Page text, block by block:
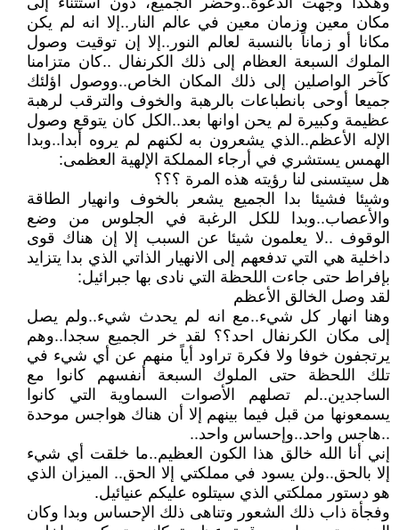
مكان معين وزمان معين في عالم النار..إلا انه لم يكن
مكانا أو زماناً بالنسبة لعالم النور..إلا إن توقيت وصول
الملوك السبعة العظام إلى ذلك الكرنفال ..كان متزامنا
كآخر الواصلين إلى ذلك المكان الخاص..ووصول اؤلئك
جميعا أوحى بانطباعات بالرهبة والخوف والترقب لرهبة
عظيمة وكبيرة لم يحن اوانها بعد..الكل كان يتوقع وصول
الإله الأعظم..الذي يشعرون به لكنهم لم يروه أبدا..وبدا
الهمس يستشري في أرجاء المملكة الإلهية العظمى:
هل سيتسنى لنا رؤيته هذه المرة ؟؟؟
وشيئا فشيئا بدا الجميع يشعر بالخوف وانهيار الطاقة
والأعصاب..وبدا للكل الرغبة في الجلوس من وضع
الوقوف ..لا يعلمون شيئا عن السبب إلا إن هناك قوى
داخلية هي التي تدفعهم إلى الانهيار الذاتي الذي بدا يتزايد
بإفراط حتى جاءت اللحظة التي نادى بها جبرائيل:
لقد وصل الخالق الأعظم
وهنا انهار كل شيء..مع انه لم يحدث شيء..ولم يصل
إلى مكان الكرنفال احد؟؟ لقد خر الجميع سجدا..وهم
يرتجفون خوفا ولا فكرة تراود أياً منهم عن أي شيء في
تلك اللحظة حتى الملوك السبعة أنفسهم كانوا مع
الساجدين..لم تصلهم الأصوات السماوية التي كانوا
يسمعونها من قبل فيما بينهم إلا أن هناك هواجس موحدة
..هاجس واحد..وإحساس واحد..
إني أنا الله خالق هذا الكون العظيم..ما خلقت أي شيء
إلا بالحق..ولن يسود في مملكتي إلا الحق.. الميزان الذي
هو دستور مملكتي الذي سيتلوه عليكم عنيائيل.
وفجأة ذاب ذلك الشعور وتناهى ذلك الإحساس وبدا وكان